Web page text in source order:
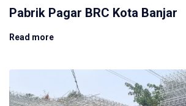
Pabrik Pagar BRC Kota Banjar
Read more